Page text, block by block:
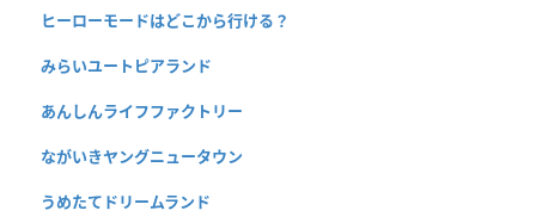
ヒーローモードはどこから行ける？
みらいユートピアランド
あんしんライフファクトリー
ながいきヤングニュータウン
うめたてドリームランド